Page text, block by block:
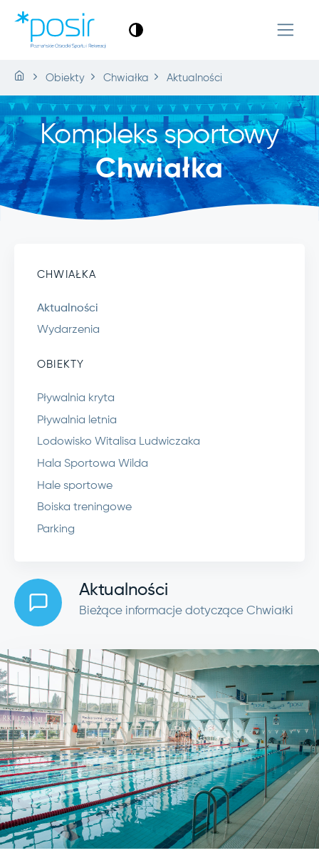
Obiekty Chwiałka Aktualności
Kompleks sportowy
Chwiałka
CHWIAŁKA
Aktualności
Wydarzenia
OBIEKTY
Pływalnia kryta
Pływalnia letnia
Lodowisko Witalisa Ludwiczaka
Hala Sportowa Wilda
Hale sportowe
Boiska treningowe
Parking
Aktualności
Bieżące informacje dotyczące Chwiałki